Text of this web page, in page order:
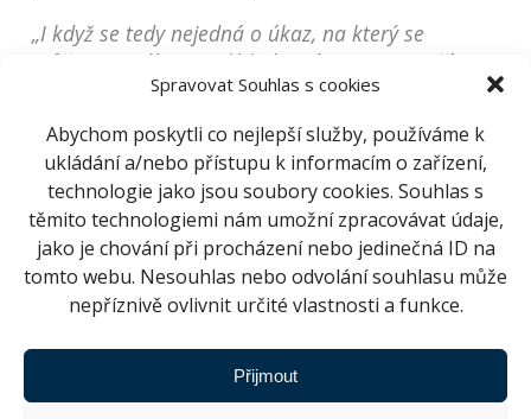
Spravovat Souhlas s cookies
Abychom poskytli co nejlepší služby, používáme k
ukládání a/nebo přístupu k informacím o zařízení,
technologie jako jsou soubory cookies. Souhlas s
těmito technologiemi nám umožní zpracovávat údaje,
jako je chování při procházení nebo jedinečná ID na
tomto webu. Nesouhlas nebo odvolání souhlasu může
nepříznivě ovlivnit určité vlastnosti a funkce.
Přijmout
„I když se tedy nejedná o úkaz, na který se
můžeme podívat v celé kráse,“ komentuje Jiří
Dušek, ředitel Hvězdárny a planetária Brno,
neměli ignorovat. Následující roky totiž budou na
podobné události chudé, nejbližší úplné zatmění
Měsíce proběhne až v září 2025. Nebeským
doprovodem květnového zatmění navíc bude
čtveřice nápadných planet: Saturn, Mars, Jupiter a
Venuše.“
Hvězdárna a planetárium Brno nabídne od 4
hodin ráno až do svítání komentované